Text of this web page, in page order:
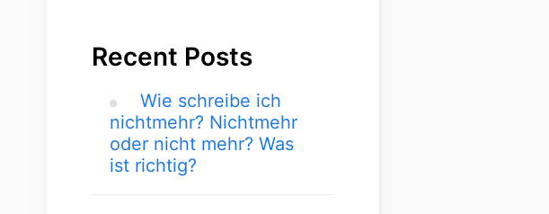
Recent Posts
Wie schreibe ich
nichtmehr? Nichtmehr
oder nicht mehr? Was
ist richtig?